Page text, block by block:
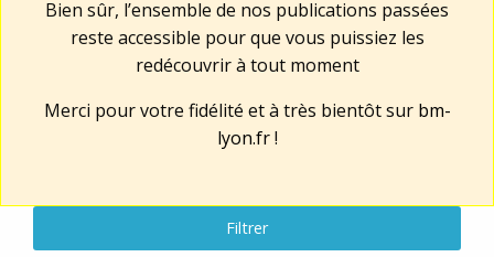
Bien sûr, l’ensemble de nos publications passées
reste accessible pour que vous puissiez les
redécouvrir à tout moment
Merci pour votre fidélité et à très bientôt sur bm-
lyon.fr!
Filtrer